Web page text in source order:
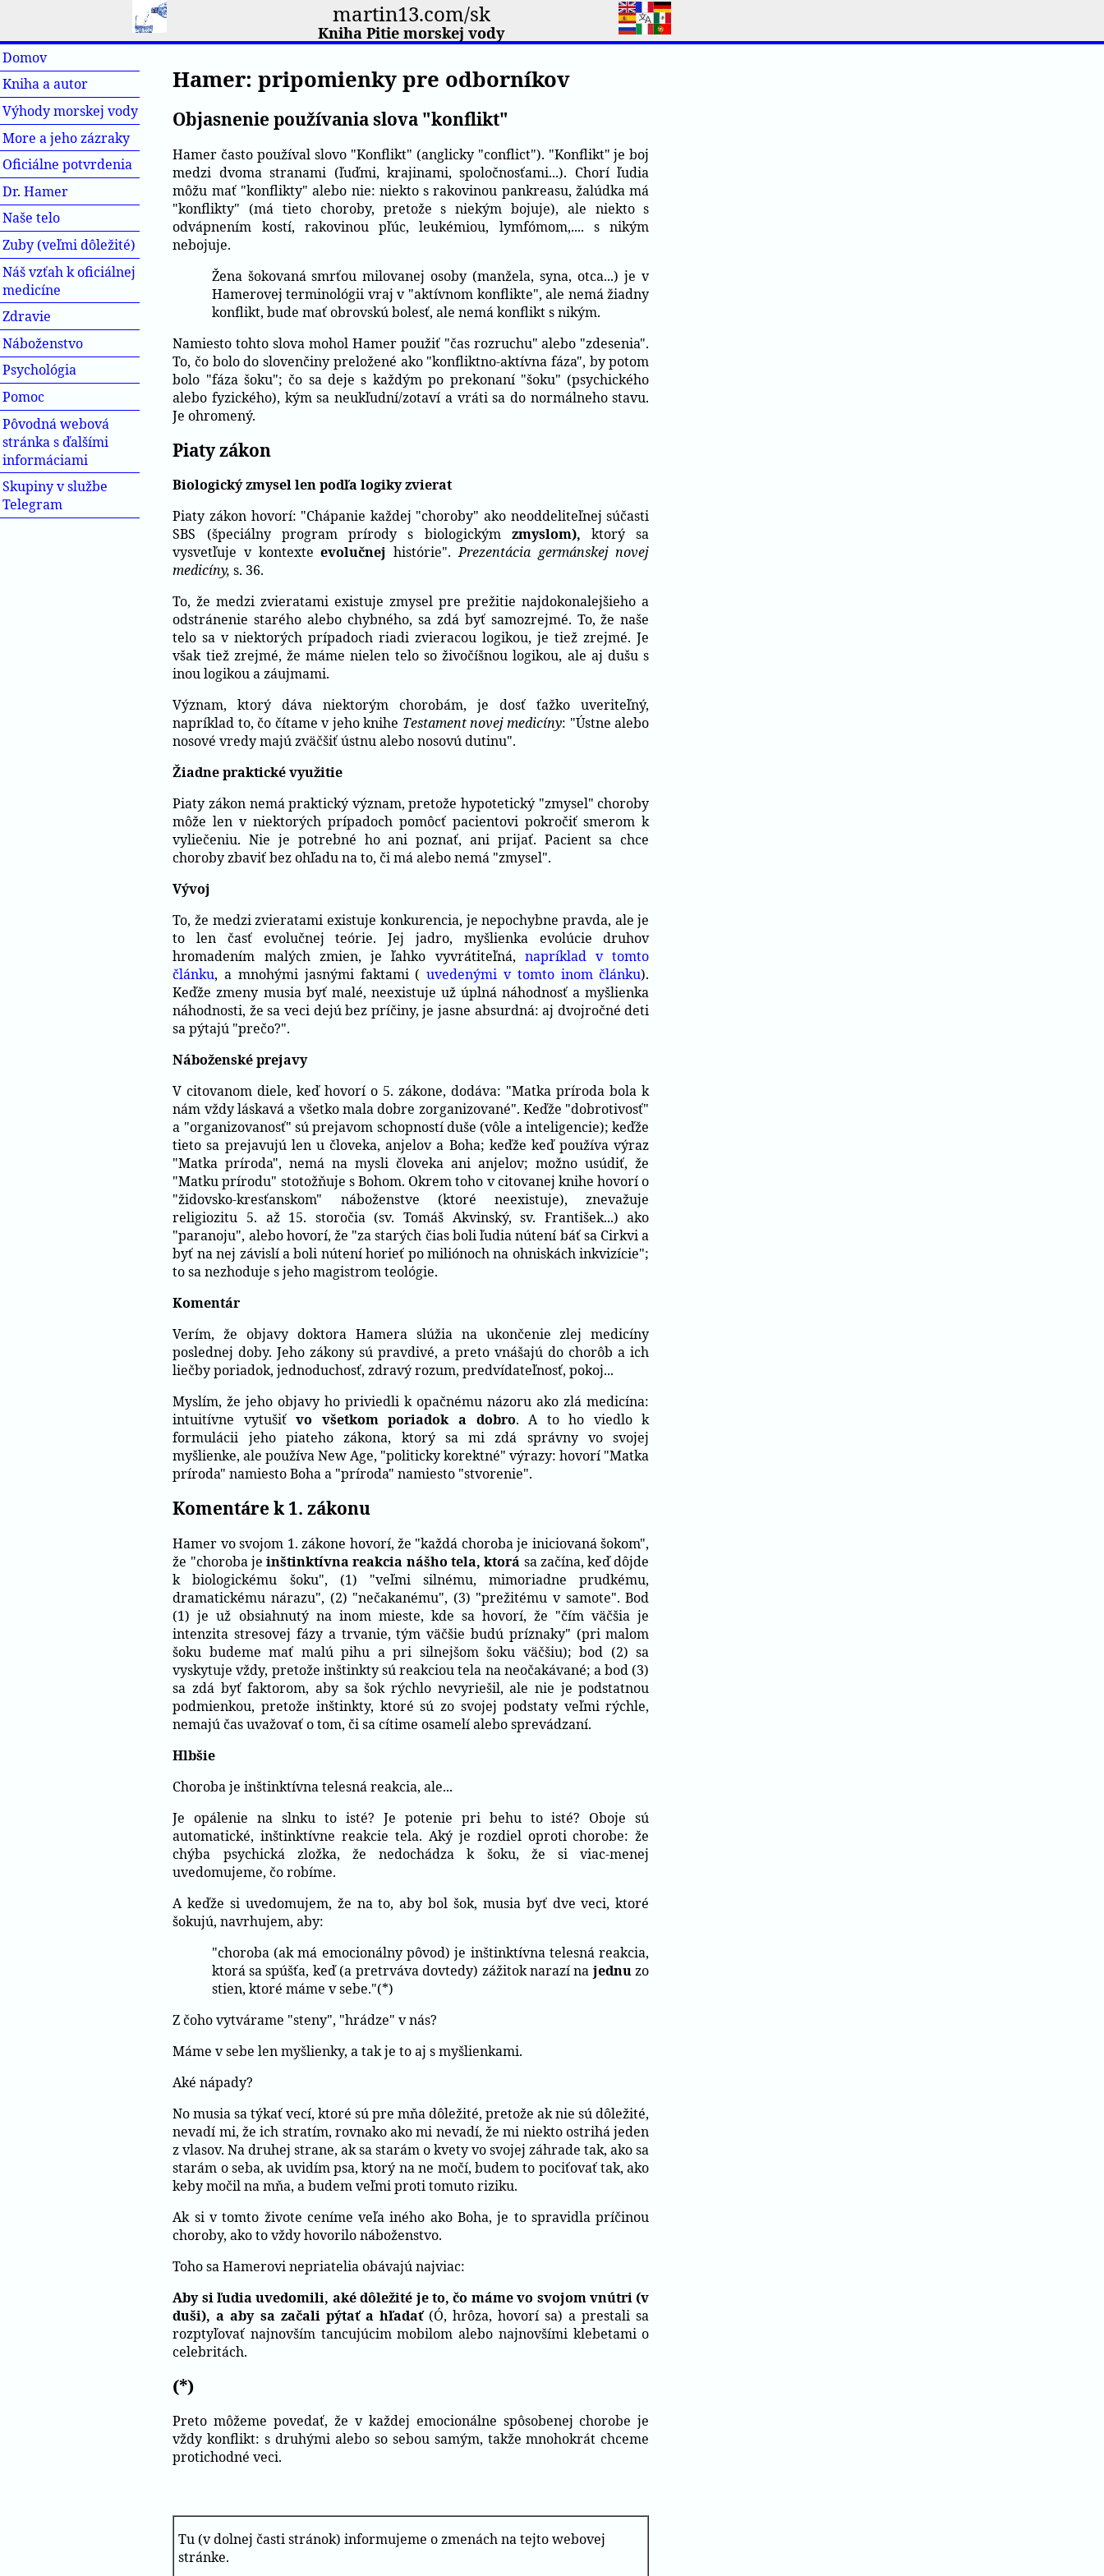
martin13.com/sk
Kniha Pitie morskej vody
Domov
Kniha a autor
Výhody morskej vody
More a jeho zázraky
Oficiálne potvrdenia
Dr. Hamer
Naše telo
Zuby (veľmi dôležité)
Náš vzťah k oficiálnej
medicíne
Zdravie
Náboženstvo
Psychológia
Pomoc
Pôvodná webová
stránka s ďalšími
informáciami
Skupiny v službe
Telegram
Hamer: pripomienky pre odborníkov
Objasnenie používania slova "konflikt"
Hamer často používal slovo "Konflikt" (anglicky "conflict"). "Konflikt" je boj
medzi dvoma stranami (ľuďmi, krajinami, spoločnosťami...). Chorí ľudia
môžu mať "konflikty" alebo nie: niekto s rakovinou pankreasu, žalúdka má
"konflikty" (má tieto choroby, pretože s niekým bojuje), ale niekto s
odvápnením kostí, rakovinou pľúc, leukémiou, lymfómom,.... s nikým
nebojuje.
Žena šokovaná smrťou milovanej osoby (manžela, syna, otca...) je v
Hamerovej terminológii vraj v "aktívnom konflikte", ale nemá žiadny
konflikt, bude mať obrovskú bolesť, ale nemá konflikt s nikým.
Namiesto tohto slova mohol Hamer použiť "čas rozruchu" alebo "zdesenia".
To, čo bolo do slovenčiny preložené ako "konfliktno-aktívna fáza", by potom
bolo "fáza šoku"; čo sa deje s každým po prekonaní "šoku" (psychického
alebo fyzického), kým sa neukľudní/zotaví a vráti sa do normálneho stavu.
Je ohromený.
Piaty zákon
Biologický zmysel len podľa logiky zvierat
Piaty zákon hovorí: "Chápanie každej "choroby" ako neoddeliteľnej súčasti
SBS (špeciálny program prírody s biologickým zmyslom),ktorý sa
vysvetľuje v kontexteevolučnejhistórie".Prezentácia germánskej novej
medicíny,s. 36.
To, že medzi zvieratami existuje zmysel pre prežitie najdokonalejšieho a
odstránenie starého alebo chybného, sa zdá byť samozrejmé. To, že naše
telo sa v niektorých prípadoch riadi zvieracou logikou, je tiež zrejmé. Je
však tiež zrejmé, že máme nielen telo so živočíšnou logikou, ale aj dušu s
inou logikou a záujmami.
Význam, ktorý dáva niektorým chorobám, je dosť ťažko uveriteľný,
napríklad to, čo čítame v jeho knihe Testament novej medicíny: "Ústne alebo
nosové vredy majú zväčšiť ústnu alebo nosovú dutinu".
Žiadne praktické využitie
Piaty zákon nemá praktický význam, pretože hypotetický "zmysel" choroby
môže len v niektorých prípadoch pomôcť pacientovi pokročiť smerom k
vyliečeniu. Nie je potrebné ho ani poznať, ani prijať. Pacient sa chce
choroby zbaviť bez ohľadu na to, či má alebo nemá "zmysel".
Vývoj
To, že medzi zvieratami existuje konkurencia, je nepochybne pravda, ale je
to len časť evolučnej teórie. Jej jadro, myšlienka evolúcie druhov
hromadením malých zmien, je ľahko vyvrátiteľná, napríklad v tomto
článku, a mnohými jasnými faktami (uvedenými v tomto inom článku).
Keďže zmeny musia byť malé, neexistuje už úplná náhodnosť a myšlienka
náhodnosti, že sa veci dejú bez príčiny, je jasne absurdná: aj dvojročné deti
sa pýtajú "prečo?".
Náboženské prejavy
V citovanom diele, keď hovorí o 5. zákone, dodáva: "Matka príroda bola k
nám vždy láskavá a všetko mala dobre zorganizované". Keďže "dobrotivosť"
a "organizovanosť" sú prejavom schopností duše (vôle a inteligencie); keďže
tieto sa prejavujú len u človeka, anjelov a Boha; keďže keď používa výraz
"Matka príroda", nemá na mysli človeka ani anjelov; možno usúdiť, že
"Matku prírodu" stotožňuje s Bohom. Okrem toho v citovanej knihe hovorí o
"židovsko-kresťanskom" náboženstve (ktoré neexistuje), znevažuje
religiozitu 5. až 15. storočia (sv. Tomáš Akvinský, sv. František...) ako
"paranoju", alebo hovorí, že "za starých čias boli ľudia nútení báť sa Cirkvi a
byť na nej závislí a boli nútení horieť po miliónoch na ohniskách inkvizície";
to sa nezhoduje s jeho magistrom teológie.
Komentár
Verím, že objavy doktora Hamera slúžia na ukončenie zlej medicíny
poslednej doby. Jeho zákony sú pravdivé, a preto vnášajú do chorôb a ich
liečby poriadok, jednoduchosť, zdravý rozum, predvídateľnosť, pokoj...
Myslím, že jeho objavy ho priviedli k opačnému názoru ako zlá medicína:
intuitívne vytušiťvo všetkom poriadok a dobro. A to ho viedlo k
formulácii jeho piateho zákona, ktorý sa mi zdá správny vo svojej
myšlienke, ale používa New Age, "politicky korektné" výrazy: hovorí "Matka
príroda" namiesto Boha a "príroda" namiesto "stvorenie".
Komentáre k 1. zákonu
Hamer vo svojom 1. zákone hovorí, že "každá choroba je iniciovaná šokom",
že "choroba jeinštinktívna reakcia nášho tela, ktorá sa začína, keď dôjde
k biologickému šoku", (1) "veľmi silnému, mimoriadne prudkému,
dramatickému nárazu", (2) "nečakanému", (3) "prežitému v samote". Bod
(1) je už obsiahnutý na inom mieste, kde sa hovorí, že "čím väčšia je
intenzita stresovej fázy a trvanie, tým väčšie budú príznaky" (pri malom
šoku budeme mať malú pihu a pri silnejšom šoku väčšiu); bod (2) sa
vyskytuje vždy, pretože inštinkty sú reakciou tela na neočakávané; a bod (3)
sa zdá byť faktorom, aby sa šok rýchlo nevyriešil, ale nie je podstatnou
podmienkou, pretože inštinkty, ktoré sú zo svojej podstaty veľmi rýchle,
nemajú čas uvažovať o tom, či sa cítime osamelí alebo sprevádzaní.
Hlbšie
Choroba je inštinktívna telesná reakcia, ale...
Je opálenie na slnku to isté? Je potenie pri behu to isté? Oboje sú
automatické, inštinktívne reakcie tela. Aký je rozdiel oproti chorobe: že
chýba psychická zložka, že nedochádza k šoku, že si viac-menej
uvedomujeme, čo robíme.
A keďže si uvedomujem, že na to, aby bol šok, musia byť dve veci, ktoré
šokujú, navrhujem, aby:
"choroba (ak má emocionálny pôvod) je inštinktívna telesná reakcia,
ktorá sa spúšťa, keď (a pretrváva dovtedy) zážitok narazí na jednuzo
stien, ktoré máme v sebe."(*)
Z čoho vytvárame "steny", "hrádze" v nás?
Máme v sebe len myšlienky, a tak je to aj s myšlienkami.
Aké nápady?
No musia sa týkať vecí, ktoré sú pre mňa dôležité, pretože ak nie sú dôležité,
nevadí mi, že ich stratím, rovnako ako mi nevadí, že mi niekto ostrihá jeden
z vlasov. Na druhej strane, ak sa starám o kvety vo svojej záhrade tak, ako sa
starám o seba, ak uvidím psa, ktorý na ne močí, budem to pociťovať tak, ako
keby močil na mňa, a budem veľmi proti tomuto riziku.
Ak si v tomto živote ceníme veľa iného ako Boha, je to spravidla príčinou
choroby, ako to vždy hovorilo náboženstvo.
Toho sa Hamerovi nepriatelia obávajú najviac:
Aby si ľudia uvedomili, aké dôležité je to, čo máme vo svojom vnútri (v
duši), a aby sa začali pýtať a hľadať (Ó, hrôza, hovorí sa) a prestali sa
rozptyľovať najnovším tancujúcim mobilom alebo najnovšími klebetami o
celebritách.
(*)
Preto môžeme povedať, že v každej emocionálne spôsobenej chorobe je
vždy konflikt: s druhými alebo so sebou samým, takže mnohokrát chceme
protichodné veci.
Tu (v dolnej časti stránok) informujeme o zmenách na tejto webovej
stránke.